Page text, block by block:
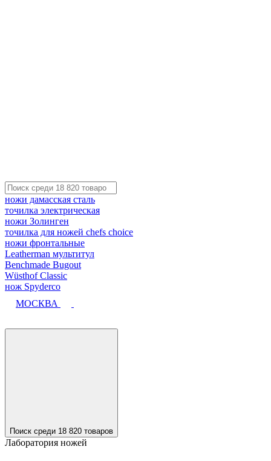
ножи дамасская сталь
точилка электрическая
ножи Золинген
точилка для ножей chefs choice
ножи фронтальные
Leatherman мультитул
Benchmade Bugout
Wüsthof Classic
нож Spyderco
МОСКВА
Поиск среди 18 820 товаров
Лаборатория ножей